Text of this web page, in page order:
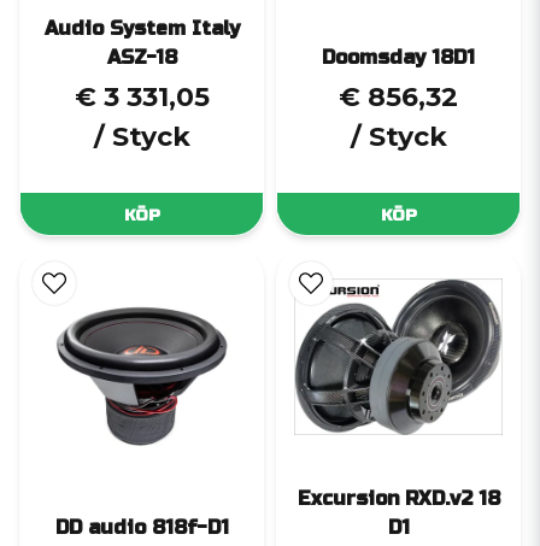
Audio System Italy
ASZ-18
€ 3 331,05
/ Styck
KÖP
Doomsday 18D1
€ 856,32
/ Styck
KÖP
DD audio 818f-D1
Excursion RXD.v2 18
D1